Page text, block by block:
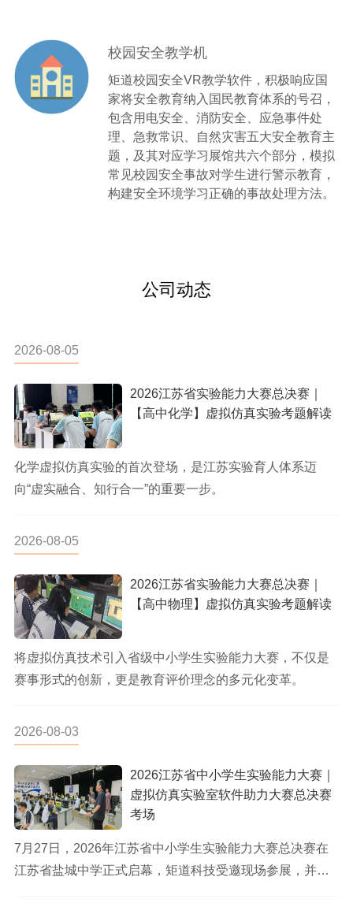
校园安全教学机
矩道校园安全VR教学软件，积极响应国
家将安全教育纳入国民教育体系的号召，
包含用电安全、消防安全、应急事件处
理、急救常识、自然灾害五大安全教育主
题，及其对应学习展馆共六个部分，模拟
常见校园安全事故对学生进行警示教育，
构建安全环境学习正确的事故处理方法。
公司动态
2026-08-05
2026江苏省实验能力大赛总决赛｜
【高中化学】虚拟仿真实验考题解读
化学虚拟仿真实验的首次登场，是江苏实验育人体系迈
向“虚实融合、知行合一”的重要一步。
2026-08-05
2026江苏省实验能力大赛总决赛｜
【高中物理】虚拟仿真实验考题解读
将虚拟仿真技术引入省级中小学生实验能力大赛，不仅是
赛事形式的创新，更是教育评价理念的多元化变革。
2026-08-03
2026江苏省中小学生实验能力大赛｜
虚拟仿真实验室软件助力大赛总决赛
考场
7月27日，2026年江苏省中小学生实验能力大赛总决赛在
江苏省盐城中学正式启幕，矩道科技受邀现场参展，并连